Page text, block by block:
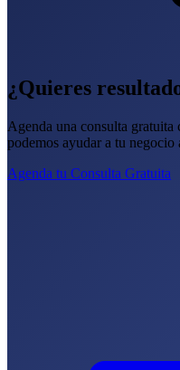
¿Quieres
Agenda una consulta
podemos ayudar a tu negocio
Agenda tu Consulta Gratuita